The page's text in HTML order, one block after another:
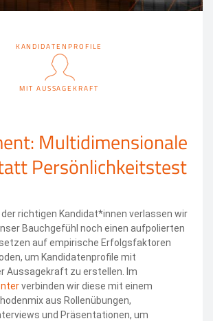
KANDIDATENPROFILE
MIT AUSSAGEKRAFT
Multidimensionale
Persönlichkeitstest
der richtigen Kandidat*innen verlassen wir
Bauchgefühl noch einen aufpolierten
setzen auf empirische Erfolgsfaktoren
um Kandidatenprofile mit
Aussagekraft zu erstellen. Im
verbinden wir diese mit einem
aus Rollenübungen,
und Präsentationen, um